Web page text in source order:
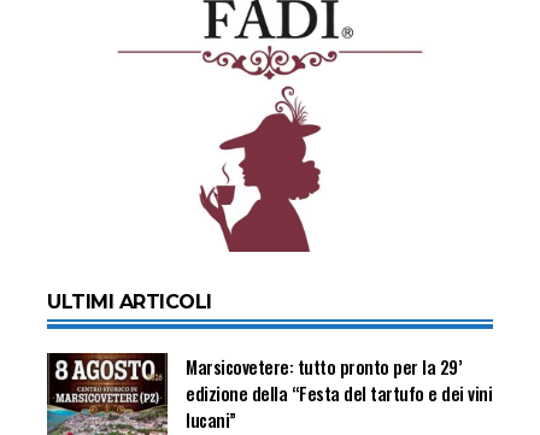
ULTIMI ARTICOLI
Marsicovetere: tutto pronto per la 29’
edizione della “Festa del tartufo e dei vini
lucani”